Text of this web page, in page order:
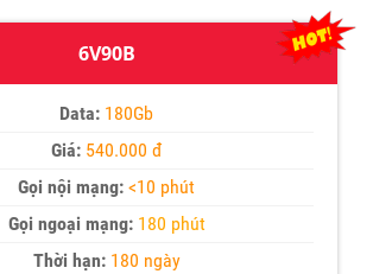
6V90B
Data: 180Gb
Giá: 540.000 đ
Gọi nội mạng: <10 phút
Gọi ngoại mạng: 180 phút
Thời hạn:180 ngày